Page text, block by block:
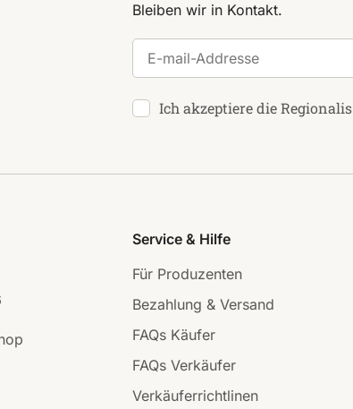
Bleiben wir in Kontakt.
E-mail-Addresse
Ich akzeptiere die Regionalis
Service & Hilfe
Für Produzenten
Bezahlung & Versand
FAQs Käufer
FAQs Verkäufer
Verkäuferrichtlinen